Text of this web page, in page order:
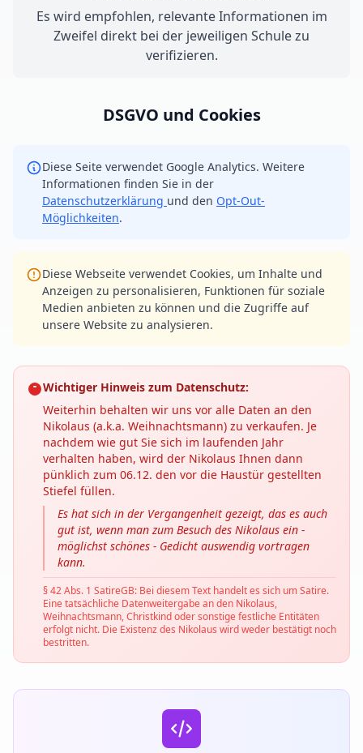
Es wird empfohlen, relevante Informationen im
Zweifel direkt bei der jeweiligen Schule zu
verifizieren.
DSGVO und Cookies
Diese Seite verwendet Google Analytics. Weitere
Informationen finden Sie in der
Datenschutzerklärung und den Opt-Out-
Möglichkeiten.
Diese Webseite verwendet Cookies, um Inhalte und
Anzeigen zu personalisieren, Funktionen für soziale
Medien anbieten zu können und die Zugriffe auf
unsere Website zu analysieren.
Wichtiger Hinweis zum Datenschutz:
Weiterhin behalten wir uns vor alle Daten an den
Nikolaus (a.k.a. Weihnachtsmann) zu verkaufen. Je
nachdem wie gut Sie sich im laufenden Jahr
verhalten haben, wird der Nikolaus Ihnen dann
pünklich zum 06.12. den vor die Haustür gestellten
Stiefel füllen.
Es hat sich in der Vergangenheit gezeigt, das es auch
gut ist, wenn man zum Besuch des Nikolaus ein -
möglichst schönes - Gedicht auswendig vortragen
kann.
§ 42 Abs. 1 SatireGB: Bei diesem Text handelt es sich um Satire.
Eine tatsächliche Datenweitergabe an den Nikolaus,
Weihnachtsmann, Christkind oder sonstige festliche Entitäten
erfolgt nicht. Die Existenz des Nikolaus wird weder bestätigt noch
bestritten.